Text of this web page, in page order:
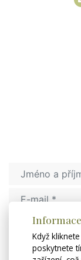
Když
poskytnete